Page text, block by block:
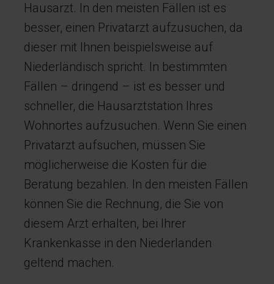
Hausarzt. In den meisten Fällen ist es
besser, einen Privatarzt aufzusuchen, da
dieser mit Ihnen beispielsweise auf
Niederländisch spricht. In bestimmten
Fällen – dringend – ist es besser und
schneller, die Hausarztstation Ihres
Wohnortes aufzusuchen. Wenn Sie einen
Privatarzt aufsuchen, müssen Sie
möglicherweise die Kosten für die
Beratung bezahlen. In den meisten Fällen
können Sie die Rechnung, die Sie von
diesem Arzt erhalten, bei Ihrer
Krankenkasse in den Niederlanden
geltend machen.